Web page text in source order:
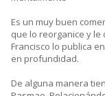
Es un muy buen
que lo reorganice y
Francisco lo publica
en profundidad.
De alguna manera